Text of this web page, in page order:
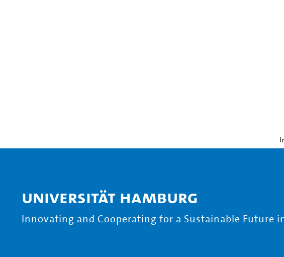
Universität Hamburg
Innovating and Cooperating for a Sustainable Future